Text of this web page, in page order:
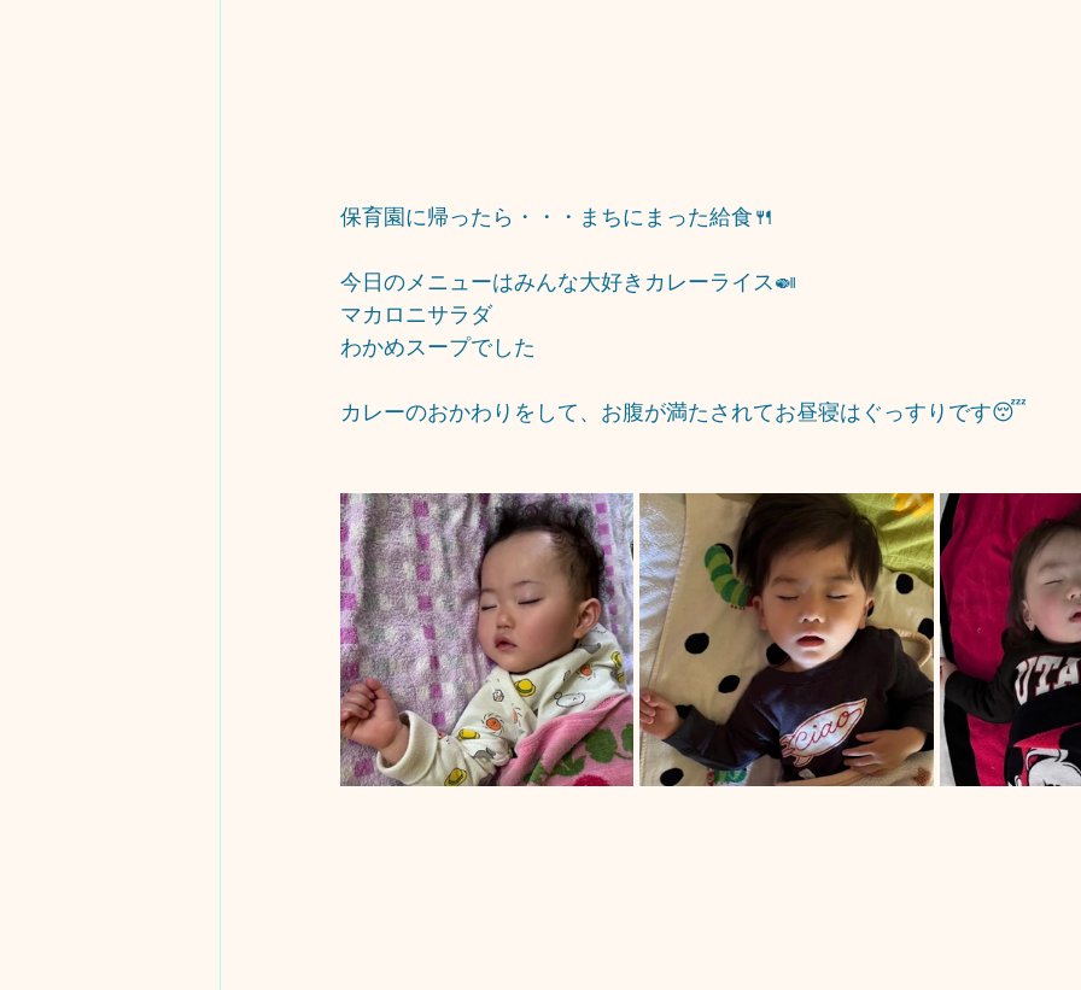
保育園に帰ったら・・・まちにまった給食🍴
今日のメニューはみんな大好きカレーライス🍛
マカロニサラダ
わかめスープでした
カレーのおかわりをして、お腹が満たされてお昼寝はぐっすりです😴